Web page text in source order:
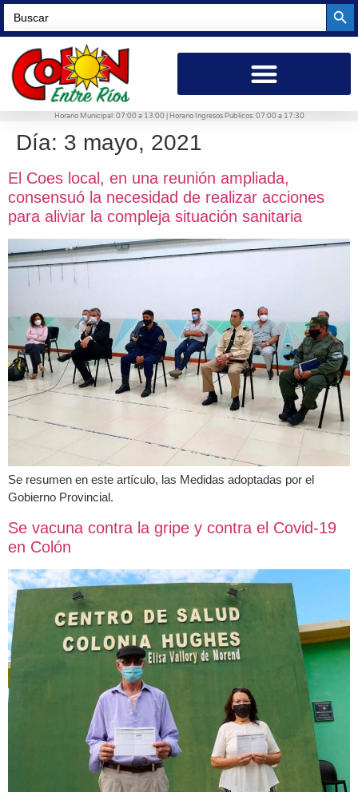
Search
for:
Horario Municipal: 07:00 a 13:00 | Horario Ingresos Públicos: 07:00 a 17:30
Día: 3 mayo, 2021
El Coes local, en una reunión ampliada,
consensuó la necesidad de realizar acciones
para aliviar la compleja situación sanitaria
Se resumen en este artículo, las Medidas adoptadas por el
Gobierno Provincial.
Se vacuna contra la gripe y contra el Covid-19
en Colón